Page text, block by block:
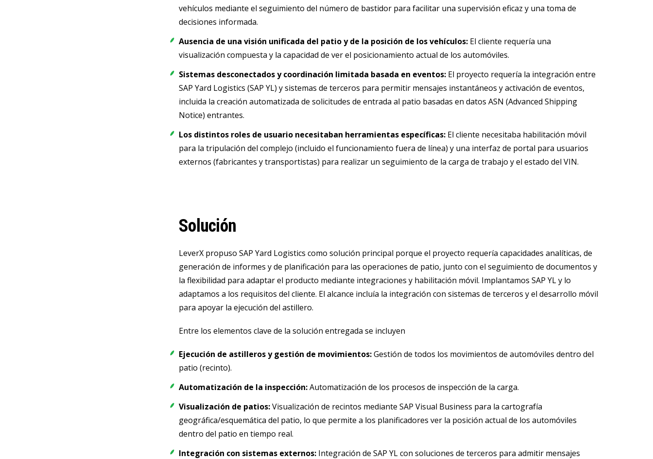
vehículos mediante el seguimiento del número de bastidor para facilitar una supervisión eficaz y una toma de
decisiones informada.
Ausencia de una visión unificada del patio y de la posición de los vehículos: El cliente requería una
visualización compuesta y la capacidad de ver el posicionamiento actual de los automóviles.
Sistemas desconectados y coordinación limitada basada en eventos: El proyecto requería la integración entre
SAP Yard Logistics (SAP YL) y sistemas de terceros para permitir mensajes instantáneos y activación de eventos,
incluida la creación automatizada de solicitudes de entrada al patio basadas en datos ASN (Advanced Shipping
Notice) entrantes.
Los distintos roles de usuario necesitaban herramientas específicas: El cliente necesitaba habilitación móvil
para la tripulación del complejo (incluido el funcionamiento fuera de línea) y una interfaz de portal para usuarios
externos (fabricantes y transportistas) para realizar un seguimiento de la carga de trabajo y el estado del VIN.
Solución
LeverX propuso SAP Yard Logistics como solución principal porque el proyecto requería capacidades analíticas, de
generación de informes y de planificación para las operaciones de patio, junto con el seguimiento de documentos y
la flexibilidad para adaptar el producto mediante integraciones y habilitación móvil. Implantamos SAP YL y lo
adaptamos a los requisitos del cliente. El alcance incluía la integración con sistemas de terceros y el desarrollo móvil
para apoyar la ejecución del astillero.
Entre los elementos clave de la solución entregada se incluyen
Ejecución de astilleros y gestión de movimientos:Gestión de todos los movimientos de automóviles dentro del
patio (recinto).
Automatización de la inspección:Automatización de los procesos de inspección de la carga.
Visualización de patios:Visualización de recintos mediante SAP Visual Business para la cartografía
geográfica/esquemática del patio, lo que permite a los planificadores ver la posición actual de los automóviles
dentro del patio en tiempo real.
Integración con sistemas externos: Integración de SAP YL con soluciones de terceros para admitir mensajes